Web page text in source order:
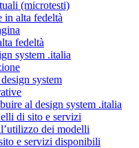
(microtesti)
in alta fedeltà
fedeltà
system .italia
system
al design system .italia
di sito e servizi
dei modelli
e servizi disponibili